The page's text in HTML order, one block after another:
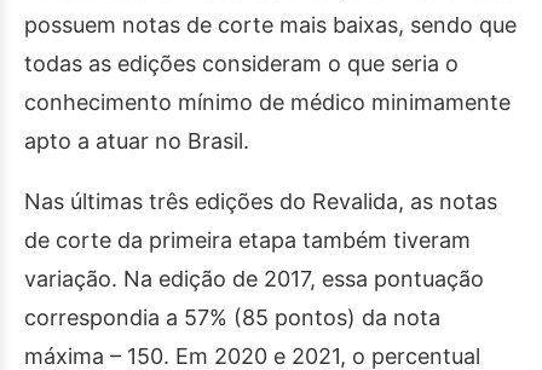
possuem notas de corte mais baixas, sendo que
todas as edições consideram o que seria o
conhecimento mínimo de médico minimamente
apto a atuar no Brasil.
Nas últimas três edições do Revalida, as notas
de corte da primeira etapa também tiveram
variação. Na edição de 2017, essa pontuação
correspondia a 57% (85 pontos) da nota
máxima – 150. Em 2020 e 2021, o percentual